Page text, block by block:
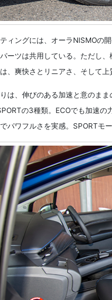
ィングには、オーラNISMOの
ーツは共用している。ただし
、爽快さとリニアさ、そして上
は、伸びのある加速と意のま
の3種類。ECOでも加速
パワフルさを実感。SPORTモ